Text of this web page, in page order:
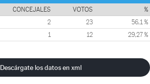
CONCEJALES VOTOS %
2 23 56,1 %
1 12 29,27 %
Descárgate los datos en xml